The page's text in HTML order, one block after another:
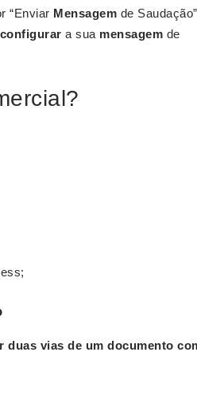
“Enviar Mensagem de Saudação”
configurar a sua mensagem de
duas vias de um documento